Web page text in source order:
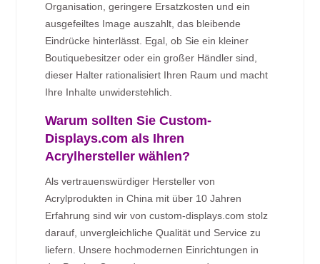
Organisation, geringere Ersatzkosten und ein
ausgefeiltes Image auszahlt, das bleibende
Eindrücke hinterlässt. Egal, ob Sie ein kleiner
Boutiquebesitzer oder ein großer Händler sind,
dieser Halter rationalisiert Ihren Raum und macht
Ihre Inhalte unwiderstehlich.
Warum sollten Sie Custom-
Displays.com als Ihren
Acrylhersteller wählen?
Als vertrauenswürdiger Hersteller von
Acrylprodukten in China mit über 10 Jahren
Erfahrung sind wir von custom-displays.com stolz
darauf, unvergleichliche Qualität und Service zu
liefern. Unsere hochmodernen Einrichtungen in